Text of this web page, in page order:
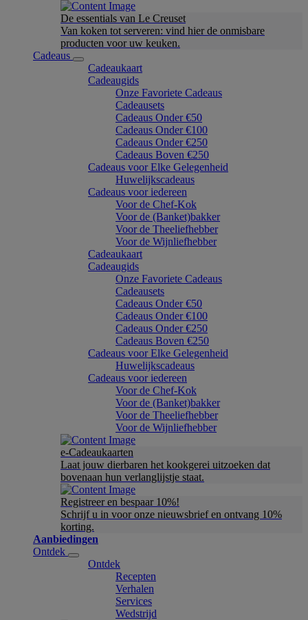
De essentials van Le Creuset
Van koken tot serveren: vind hier de onmisbare
producten voor uw keuken.
Cadeaus
Cadeaukaart
Cadeaugids
Onze Favoriete Cadeaus
Cadeausets
Cadeaus Onder €50
Cadeaus Onder €100
Cadeaus Onder €250
Cadeaus Boven €250
Cadeaus voor Elke Gelegenheid
Huwelijkscadeaus
Cadeaus voor iedereen
Voor de Chef-Kok
Voor de (Banket)bakker
Voor de Theeliefhebber
Voor de Wijnliefhebber
Cadeaukaart
Cadeaugids
Onze Favoriete Cadeaus
Cadeausets
Cadeaus Onder €50
Cadeaus Onder €100
Cadeaus Onder €250
Cadeaus Boven €250
Cadeaus voor Elke Gelegenheid
Huwelijkscadeaus
Cadeaus voor iedereen
Voor de Chef-Kok
Voor de (Banket)bakker
Voor de Theeliefhebber
Voor de Wijnliefhebber
e-Cadeaukaarten
Laat jouw dierbaren het kookgerei uitzoeken dat
bovenaan hun verlanglijstje staat.
Registreer en bespaar 10%!
Schrijf u in voor onze nieuwsbrief en ontvang 10%
korting.
Aanbiedingen
Ontdek
Ontdek
Recepten
Verhalen
Services
Wedstrijd